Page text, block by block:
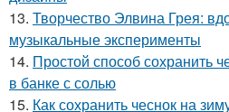
13. Творчество Элвина Грея:
музыкальные эксперименты
14. Простой способ сохранить
в банке с солью
15. Как сохранить чеснок на